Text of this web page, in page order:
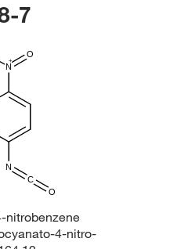
7
N
O
N
C
O
nitrobenzene
4-nitro-